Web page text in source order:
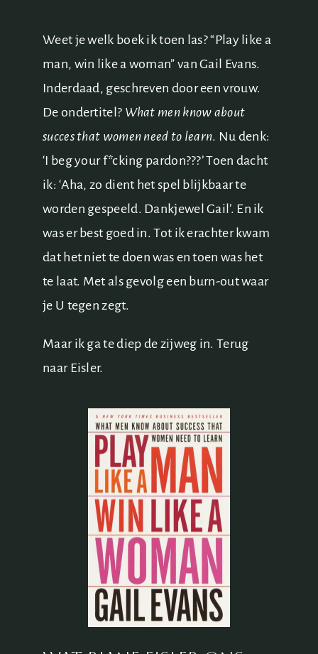
Weet je welk boek ik toen las? “Play like a
man, win like a woman” van Gail Evans.
Inderdaad, geschreven door een vrouw.
De ondertitel? What men know about
succes that women need to learn. Nu denk:
‘I beg your f*cking pardon???’ Toen dacht
ik: ‘Aha, zo dient het spel blijkbaar te
worden gespeeld. Dankjewel Gail’. En ik
was er best goed in. Tot ik erachter kwam
dat het niet te doen was en toen was het
te laat. Met als gevolg een burn-out waar
je U tegen zegt.
Maar ik ga te diep de zijweg in. Terug
naar Eisler.